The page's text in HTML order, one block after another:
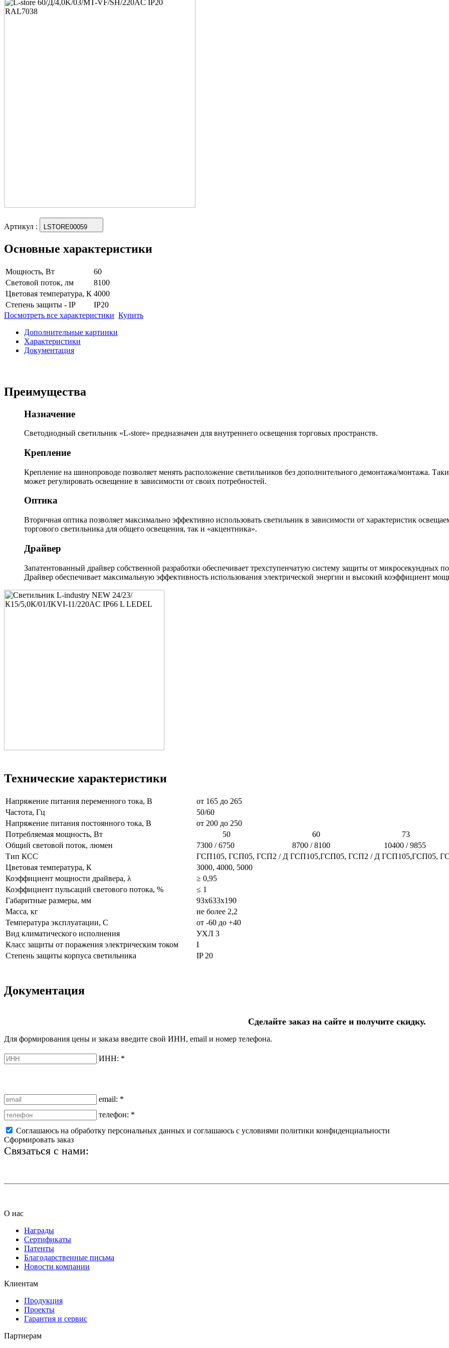
Артикул : LSTORE00059
Основные характеристики
Мощность, Вт
60
Световой поток, лм
8100
Цветовая температура, К 4000
Степень защиты - IP
IP20
Посмотреть все характеристики Купить
Дополнительные картинки
Характеристики
Документация
Преимущества
Назначение
Светодиодный светильник «L-store» предназначен для внутреннего освещения торговых пространств.
Крепление
Крепление на шинопроводе позволяет менять расположение светильников без дополнительного демонтажа/монтажа.
может регулировать освещение в зависимости от своих потребностей.
Оптика
Вторичная оптика позволяет максимально эффективно использовать светильник в зависимости от характеристик
торгового светильника для общего освещения, так и «акцентника».
Драйвер
Запатентованный драйвер собственной разработки обеспечивает трехступенчатую систему защиты от микросекундных
Драйвер обеспечивает максимальную эффективность использования электрической энергии и высокий коэффициент
Технические характеристики
Напряжение питания переменного тока, В
от 165 до 265
Частота, Гц
50/60
Напряжение питания постоянного тока, В
от 200 до 250
Потребляемая мощность, Вт
50 60
73
Общий световой поток, люмен
7300 / 6750 8700 / 8100
10400 / 9855
Тип КСС
ГСП105, ГСП05, ГСП2 / Д ГСП105,ГСП05, ГСП2 / Д ГСП105,ГСП05,
Цветовая температура, К
3000, 4000, 5000
Коэффициент мощности драйвера, λ
≥ 0,95
Коэффициент пульсаций светового потока, %
≤ 1
Габаритные размеры, мм
93х633х190
Масса, кг
не более 2,2
Температура эксплуатации, С
от -60 до +40
Вид климатического исполнения
УХЛ 3
Класс защиты от поражения электрическим током
I
Степень защиты корпуса светильника
IP 20
Документация
Сделайте заказ на сайте и получите скидку.
Для формирования цены и заказа введите свой ИНН, email и номер телефона.
ИНН: *
email: *
телефон: *
Соглашаюсь на обработку персональных данных и соглашаюсь с условиями политики конфиденциальности
Сформировать заказ
Связаться с нами:
О нас
Награды
Сертификаты
Патенты
Благодарственные письма
Новости компании
Клиентам
Продукция
Проекты
Гарантия и сервис
Партнерам